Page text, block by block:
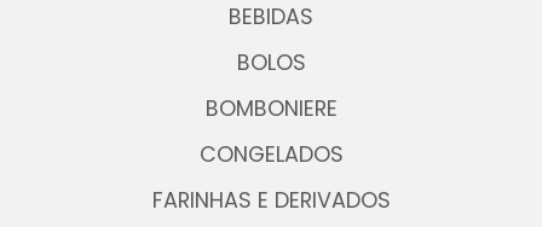
BEBIDAS
BOLOS
BOMBONIERE
CONGELADOS
FARINHAS E DERIVADOS